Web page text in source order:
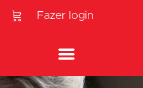
Fazer login